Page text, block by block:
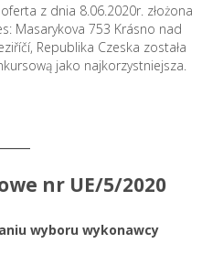
z dnia 8.06.2020r. złożona
Masarykova 753 Krásno nad
Republika Czeska została
jako najkorzystniejsza.
nr UE/5/2020
wyboru wykonawcy